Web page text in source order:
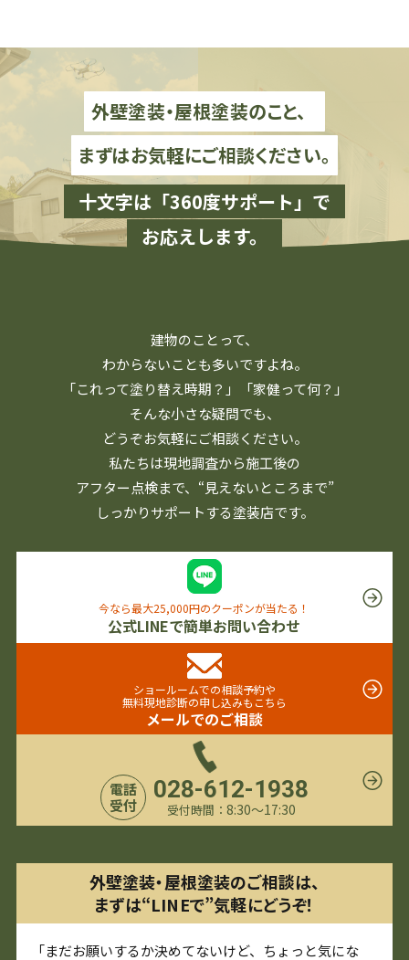
外壁塗装・屋根塗装のこと、
まずはお気軽にご相談ください。
十文字は「360度サポート」で
お応えします。
建物のことって、
わからないことも多いですよね。
「これって塗り替え時期？」「家健って何？」
そんな小さな疑問でも、
どうぞお気軽にご相談ください。
私たちは現地調査から施工後の
アフター点検まで、 “見えないところまで”
しっかりサポートする塗装店です。
今なら最大25,000円のクーポンが当たる！
公式LINEで簡単お問い合わせ
ショールームでの相談予約や
無料現地診断の申し込みもこちら
メールでのご相談
電話
受付
028-612-1938
受付時間： 8:30〜17:30
外壁塗装・屋根塗装のご相談は、
まずは“LINEで”気軽にどうぞ！
「まだお願いするか決めてないけど、ちょっと気にな